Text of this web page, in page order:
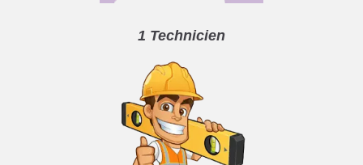
1 Technicien